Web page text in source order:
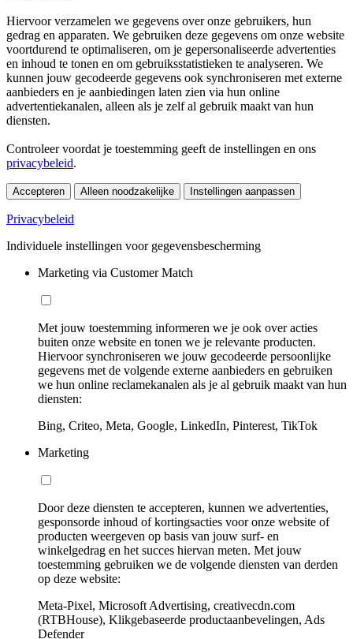
Hiervoor verzamelen we gegevens over onze gebruikers, hun
gedrag en apparaten. We gebruiken deze gegevens om onze website
voortdurend te optimaliseren, om je gepersonaliseerde advertenties
en inhoud te tonen en om gebruiksstatistieken te analyseren. We
kunnen jouw gecodeerde gegevens ook synchroniseren met externe
aanbieders en je aanbiedingen laten zien via hun online
advertentiekanalen, alleen als je zelf al gebruik maakt van hun
diensten.
Controleer voordat je toestemming geeft de instellingen en ons
privacybeleid.
Accepteren Alleen noodzakelijke Instellingen aanpassen
Privacybeleid
Individuele instellingen voor gegevensbescherming
Marketing via Customer Match
Met jouw toestemming informeren we je ook over acties
buiten onze website en tonen we je relevante producten.
Hiervoor synchroniseren we jouw gecodeerde persoonlijke
gegevens met de volgende externe aanbieders en gebruiken
we hun online reclamekanalen als je al gebruik maakt van hun
diensten:
Bing, Criteo, Meta, Google, LinkedIn, Pinterest, TikTok
Marketing
Door deze diensten te accepteren, kunnen we advertenties,
gesponsorde inhoud of kortingsacties voor onze website of
producten weergeven op basis van jouw surf- en
winkelgedrag en het succes hiervan meten. Met jouw
toestemming gebruiken we de volgende diensten van derden
op deze website:
Meta-Pixel, Microsoft Advertising, creativecdn.com
(RTBHouse), Klikgebaseerde productaanbevelingen, Ads
Defender